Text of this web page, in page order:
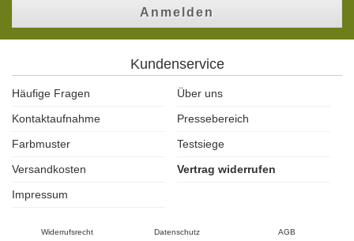
Anmelden
Kundenservice
Häufige Fragen
Über uns
Kontaktaufnahme
Pressebereich
Farbmuster
Testsiege
Versandkosten
Vertrag widerrufen
Impressum
Widerrufsrecht Datenschutz AGB